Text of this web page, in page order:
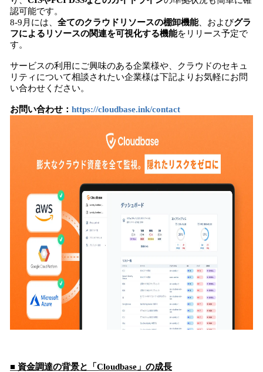
認可能です。
8-9月には、 全てのクラウドリソースの棚卸機能、およびグラ
フによるリソースの関連を可視化する機能をリリース予定で
す。
サービスの利用にご興味のある企業様や、クラウドのセキュ
リティについて相談されたい企業様は下記よりお気軽にお問
い合わせください。
お問い合わせ： https://cloudbase.ink/contact
■ 資金調達の背景と「Cloudbase」の成長